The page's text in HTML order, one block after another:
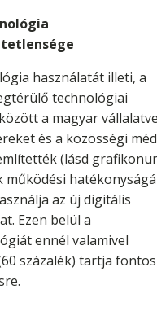
használatát illeti, a
technológiai
a magyar
és a közösségi
(lásd
működési
az új digitális
Ezen belül a
ennél valamivel
százalék) tartja